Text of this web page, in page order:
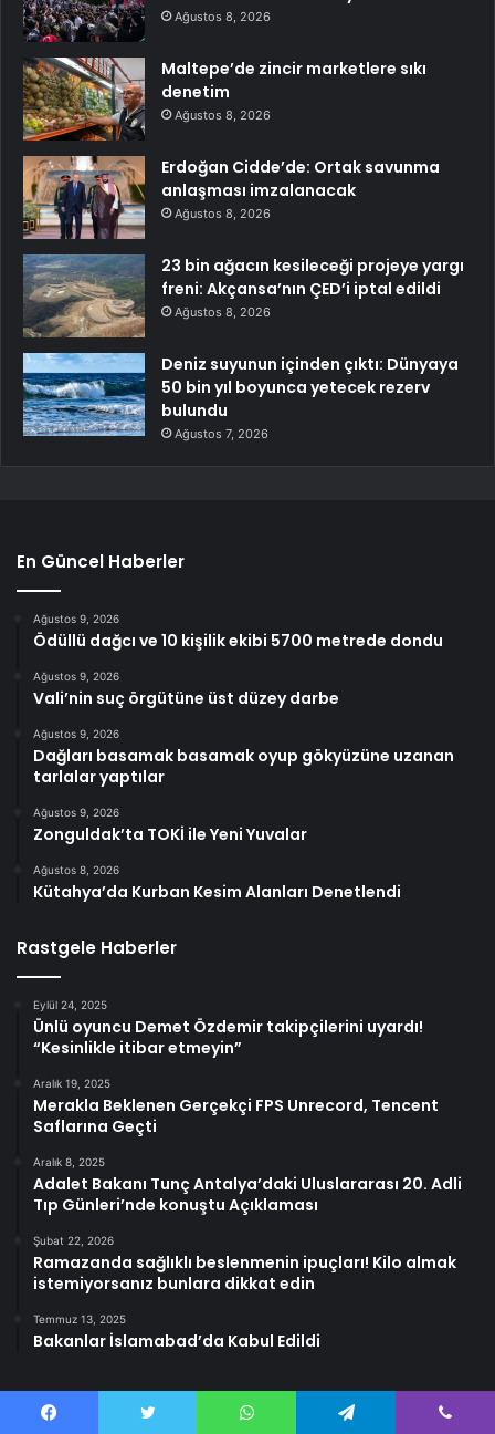
Ağustos 8, 2026
Maltepe’de zincir marketlere sıkı
denetim
Ağustos 8, 2026
Erdoğan Cidde’de: Ortak savunma
anlaşması imzalanacak
Ağustos 8, 2026
23 bin ağacın kesileceği projeye yargı
freni: Akçansa’nın ÇED’i iptal edildi
Ağustos 8, 2026
Deniz suyunun içinden çıktı: Dünyaya
50 bin yıl boyunca yetecek rezerv
bulundu
Ağustos 7, 2026
En Güncel Haberler
Ağustos 9, 2026
Ödüllü dağcı ve 10 kişilik ekibi 5700 metrede dondu
Ağustos 9, 2026
Vali’nin suç örgütüne üst düzey darbe
Ağustos 9, 2026
Dağları basamak basamak oyup gökyüzüne uzanan
tarlalar yaptılar
Ağustos 9, 2026
Zonguldak’ta TOKİ ile Yeni Yuvalar
Ağustos 8, 2026
Kütahya’da Kurban Kesim Alanları Denetlendi
Rastgele Haberler
Eylül 24, 2025
Ünlü oyuncu Demet Özdemir takipçilerini uyardı!
“Kesinlikle itibar etmeyin”
Aralık 19, 2025
Merakla Beklenen Gerçekçi FPS Unrecord, Tencent
Saflarına Geçti
Aralık 8, 2025
Adalet Bakanı Tunç Antalya’daki Uluslararası 20. Adli
Tıp Günleri’nde konuştu Açıklaması
Şubat 22, 2026
Ramazanda sağlıklı beslenmenin ipuçları! Kilo almak
istemiyorsanız bunlara dikkat edin
Temmuz 13, 2025
Bakanlar İslamabad’da Kabul Edildi